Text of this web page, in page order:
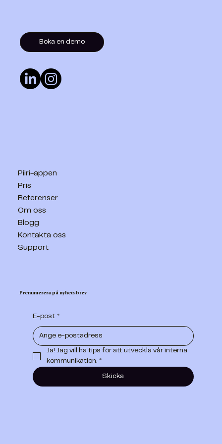
Boka en demo
Piiri-appen
Pris
Referenser
Om oss
Blogg
Kontakta oss
Support
Prenumerera på nyhetsbrev
E-post *
Ja! Jag vill ha tips för att utveckla vår interna
kommunikation. *
Skicka